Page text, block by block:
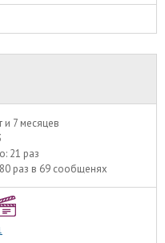
и 7 месяцев
21 раз
80 раз в 69 сообщенях